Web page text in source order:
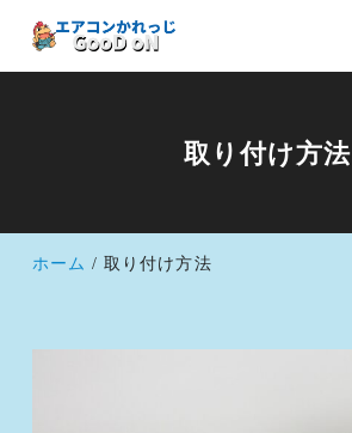
取り付け方法
ホーム 取り付け方法